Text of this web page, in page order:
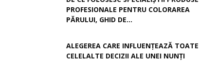
PROFESIONALE PENTRU COLORAREA
PĂRULUI, GHID DE...
ALEGEREA CARE INFLUENȚEAZĂ TOATE
CELELALTE DECIZII ALE UNEI NUNȚI